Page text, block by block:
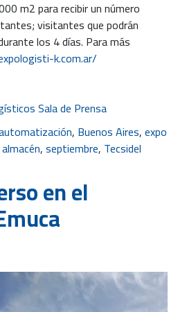
m2 para recibir un número
visitantes que podrán
los 4 días. Para más
k.com.ar/
Sala de Prensa
, Buenos Aires,expo
,septiembre, Tecsidel
en el